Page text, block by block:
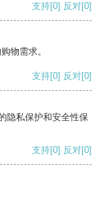
支持[0] 反对[0]
物需求。
支持[0] 反对[0]
隐私保护和安全性保
支持[0] 反对[0]